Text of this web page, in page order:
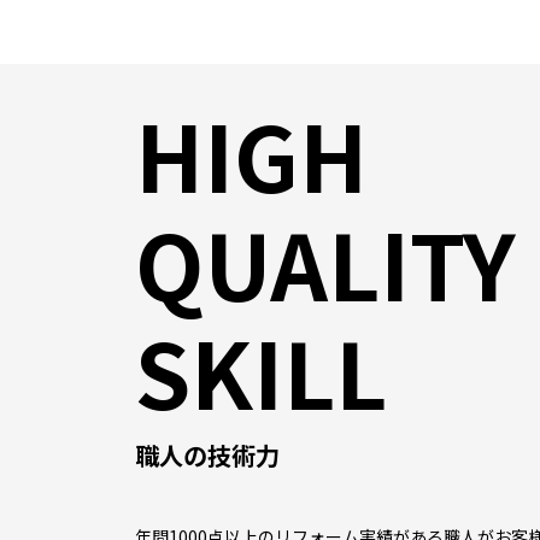
HIGH
QUALITY
SKILL
職人の技術力